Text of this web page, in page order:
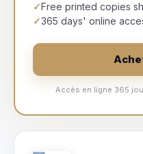
✓Free printed copies
✓365 days' online
Accès en ligne 365